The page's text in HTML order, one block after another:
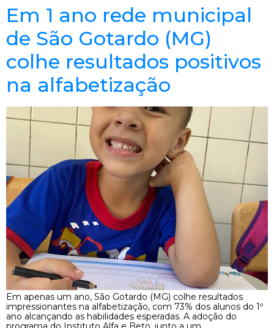
Em 1 ano rede municipal
de São Gotardo (MG)
colhe resultados positivos
na alfabetização
Em apenas um ano, São Gotardo (MG) colhe resultados
impressionantes na alfabetização, com 73% dos alunos do 1º
ano alcançando as habilidades esperadas. A adoção do